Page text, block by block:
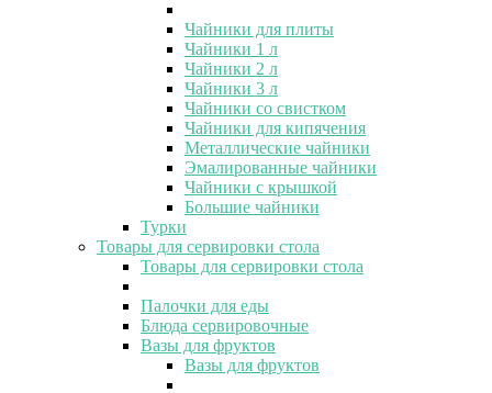
Чайники для плиты
Чайники 1 л
Чайники 2 л
Чайники 3 л
Чайники со свистком
Чайники для кипячения
Металлические чайники
Эмалированные чайники
Чайники с крышкой
Большие чайники
Турки
Товары для сервировки стола
Товары для сервировки стола
Палочки для еды
Блюда сервировочные
Вазы для фруктов
Вазы для фруктов